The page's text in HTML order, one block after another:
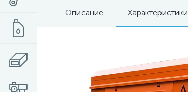
Описание Характеристики